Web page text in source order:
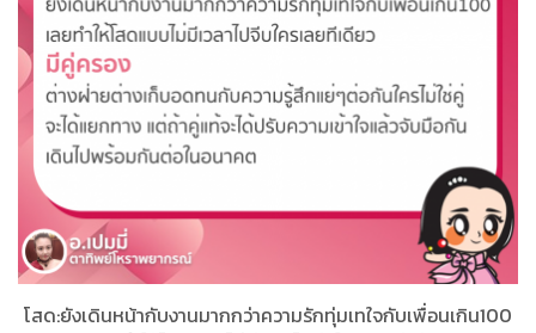
โสด:ยังเดินหน้ากับงานมากกว่าความรักทุ่มเทใจกับเพื่อนเกิน100​